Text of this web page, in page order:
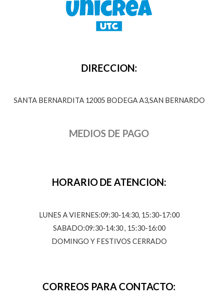
DIRECCION:
SANTA BERNARDITA 12005 BODEGA A3,SAN BERNARDO
MEDIOS DE PAGO
HORARIO DE ATENCION:
LUNES A VIERNES:09:30-14:30, 15:30-17:00
SABADO:09:30-14:30 , 15:30-16:00
DOMINGO Y FESTIVOS CERRADO
CORREOS PARA CONTACTO: